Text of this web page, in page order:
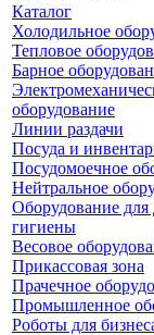
Каталог
Холодильное
Тепловое
Барное
оборудование
Линии раздачи
Посуда и
Посудомоечное
Нейтральное
Оборудование
гигиены
Весовое
Прикассовая зона
Прачечное
Промышленное
Роботы для